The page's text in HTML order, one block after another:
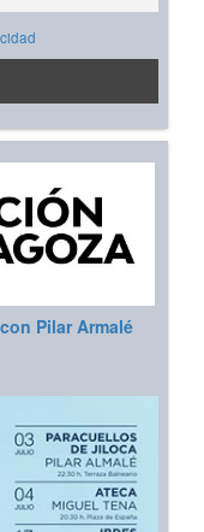
Pilar Armalé